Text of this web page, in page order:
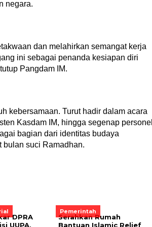
negara.
dan melahirkan semangat kerja
ini sebagai penanda kesiapan diri
Pangdam IM.
kebersamaan. Turut hadir dalam acara
Kasdam IM, hingga segenap
bagian dari identitas budaya
bulan suci Ramadhan.
DPRA
UUPA,
Pemerintah
Serahkan Rumah
Bantuan Islamic Relief